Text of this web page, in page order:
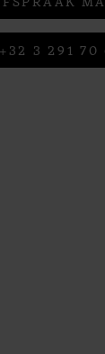
3 291